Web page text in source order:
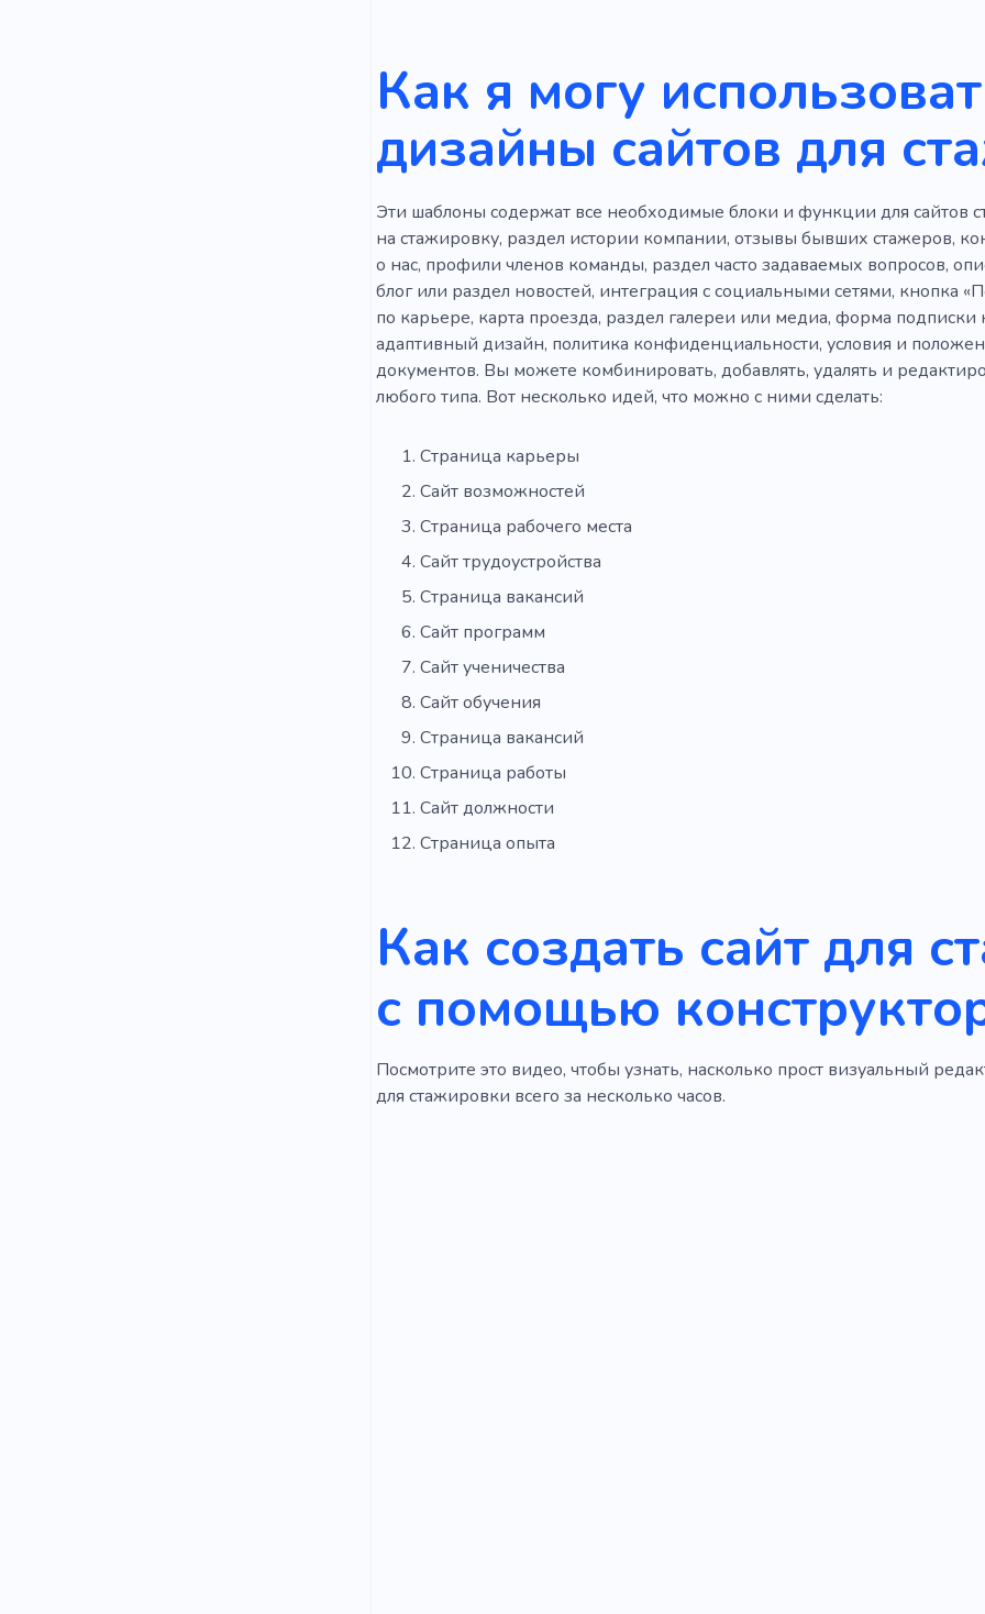
Как я могу
дизайны сайтов для
Эти шаблоны содержат все необходимые блоки и функции для сайтов
на стажировку, раздел истории компании, отзывы бывших стажеров,
о нас, профили членов команды, раздел часто задаваемых вопросов,
блог или раздел новостей, интеграция с социальными сетями, кнопка
по карьере, карта проезда, раздел галереи или медиа, форма подписки
адаптивный дизайн, политика конфиденциальности, условия и
документов. Вы можете комбинировать, добавлять, удалять и
любого типа. Вот несколько идей, что можно с ними сделать:
Страница карьеры
Сайт возможностей
Страница рабочего места
Сайт трудоустройства
Страница вакансий
Сайт программ
Сайт ученичества
Сайт обучения
Страница вакансий
Страница работы
Сайт должности
Страница опыта
Как создать сайт для
с помощью
Посмотрите это видео, чтобы узнать, насколько прост визуальный
для стажировки всего за несколько часов.